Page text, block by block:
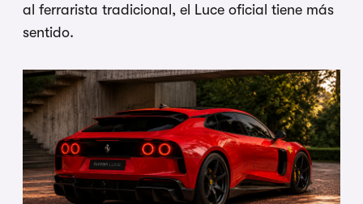
al ferrarista tradicional, el Luce oficial tiene más
sentido.